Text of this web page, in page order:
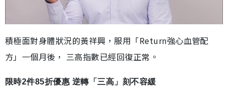
積極面對身體狀況的黃祥興，服用「Return強心血管配
方」一個月後， 三高指數已經回復正常。
限時2件85折優惠 逆轉「三高」刻不容緩